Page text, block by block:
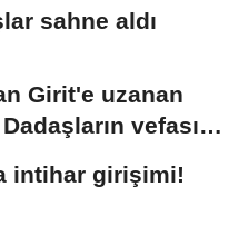
sahne aldı
Girit'e uzanan
vefası
intihar girişimi!